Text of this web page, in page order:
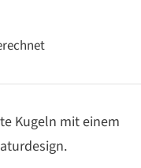
Kugeln mit einem